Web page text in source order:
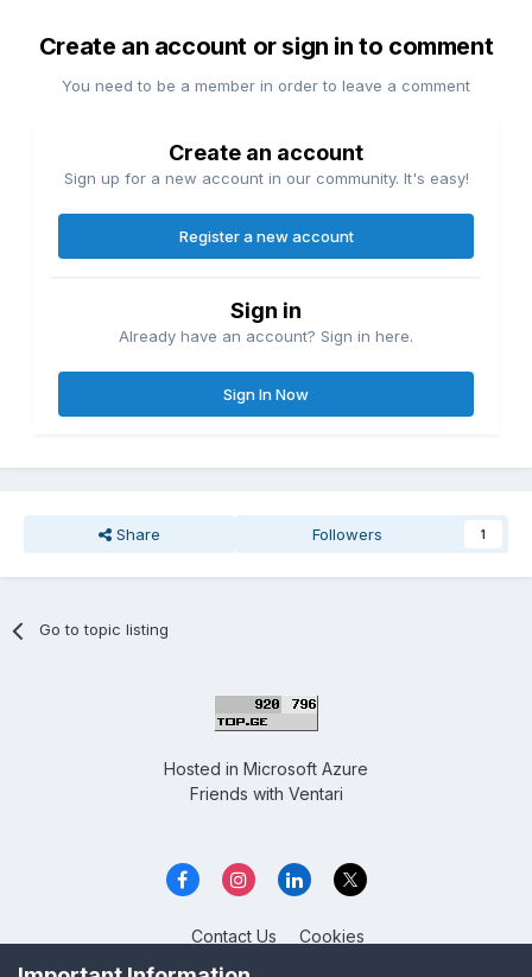
Create an account or sign in to comment
You need to be a member in order to leave a comment
Create an account
Sign up for a new account in our community. It's easy!
Register a new account
Sign in
Already have an account? Sign in here.
Sign In Now
Share Followers 1
Go to topic listing
Hosted in Microsoft Azure
Friends with Ventari
Contact Us Cookies
Overclockers GE